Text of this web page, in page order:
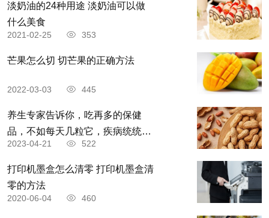
淡奶油的24种用途 淡奶油可以做
什么美食
2021-02-25 353
芒果怎么切 切芒果的正确方法
2022-03-03 445
养生专家告诉你，吃再多的保健
品，不如每天几粒它，疾病统统远
离
2023-04-21 522
打印机墨盒怎么清零 打印机墨盒清
零的方法
2020-06-04 460